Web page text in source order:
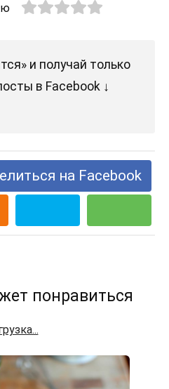
и получай только
в Facebook ↓
на Facebook
понравиться